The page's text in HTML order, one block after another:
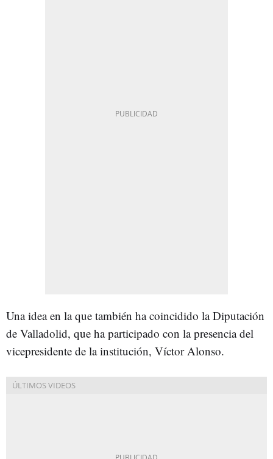
Una idea en la que también ha coincidido la Diputación
de Valladolid, que ha participado con la presencia del
vicepresidente de la institución, Víctor Alonso.